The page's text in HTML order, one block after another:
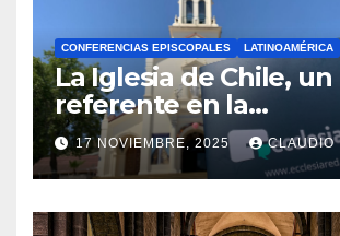
CONFERENCIAS EPISCOPALES LATINOAMÉRICA
La Iglesia de Chile, un
referente en la
transformación digital
gracias a Ecclesiared
17 NOVIEMBRE, 2025 CLAUDIO